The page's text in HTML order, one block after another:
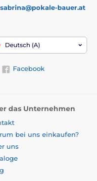
für jeden
auf stilvolle Weise
Verhältnis
- Was ist die
sind Sie selbst
sicherlich zahlreiche
sabrina@pokale-bauer.at
Deutsch (A)
Facebook
das Unternehmen
bei uns einkaufen?
uns